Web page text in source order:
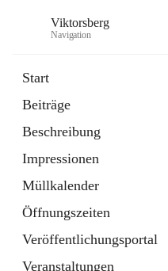
Viktorsberg
Navigation
Start
Beiträge
Beschreibung
Impressionen
Müllkalender
Öffnungszeiten
Veröffentlichungsportal
Veranstaltungen
1 Schnellzugriff
Bürgerservice
10 Schnellzugriffe